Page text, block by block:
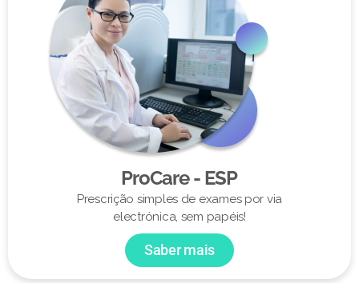
ProCare - ESP
Prescrição simples de exames por via
electrónica, sem papéis!
Saber mais